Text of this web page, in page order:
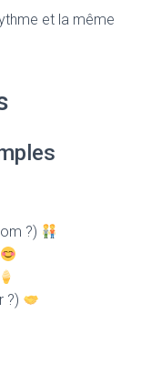
et la même
?)
?)